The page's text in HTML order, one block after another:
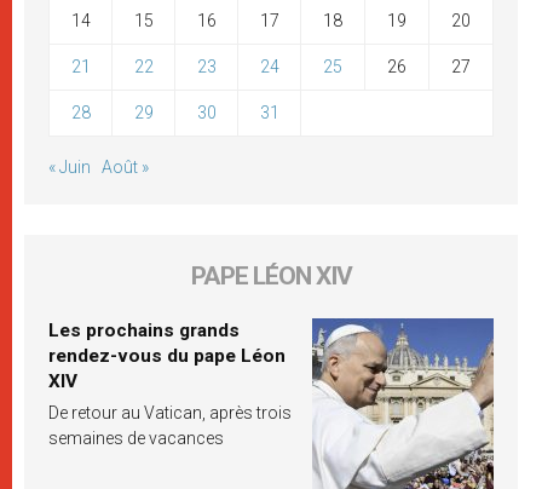
14 15 16 17 18 19 20
21 22 23 24 25 26 27
28 29 30 31
« Juin Août »
PAPE LÉON XIV
Les prochains grands
rendez-vous du pape Léon
XIV
De retour au Vatican, après trois
semaines de vacances